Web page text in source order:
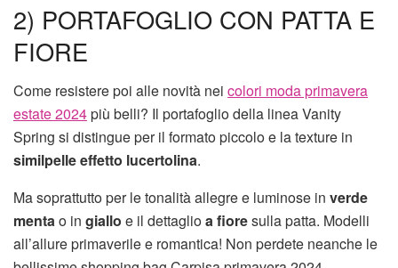
2) PORTAFOGLIO CON PATTA E
FIORE
Come resistere poi alle novità nei colori moda primavera
estate 2024più belli? Il portafoglio della linea Vanity
Spring si distingue per il formato piccolo e la texture in
similpelle effetto lucertolina.
Ma soprattutto per le tonalità allegre e luminose in verde
mentao in giallo e il dettaglioa fioresulla patta. Modelli
all’allure primaverile e romantica! Non perdete neanche le